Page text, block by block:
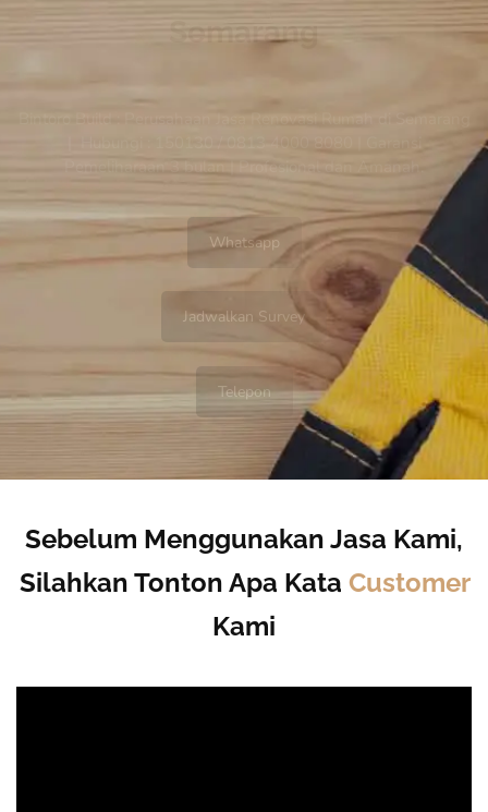
Semarang
Bintoro Build : Perusahaan Jasa Renovasi Rumah di Semarang
Pemeliharaan 3 bulan | Profesional dan Amanah.
Whatsapp
Jadwalkan Survey
Telepon
Sebelum Menggunakan Jasa Kami,
Silahkan Tonton Apa Kata Customer
Kami